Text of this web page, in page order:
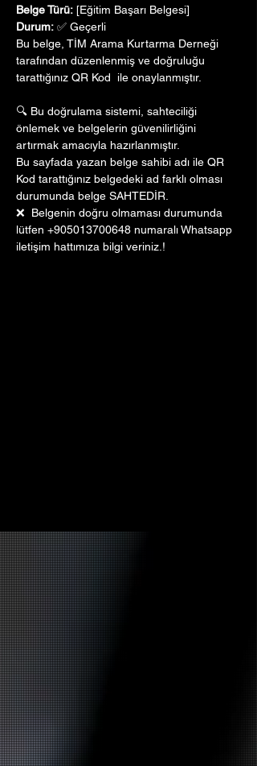
Belge Türü: [Eğitim Başarı Belgesi]
Durum: ✅ Geçerli
Bu belge, TİM Arama Kurtarma Derneği
tarafından düzenlenmiş ve doğruluğu
tarattığınız QR Kod  ile onaylanmıştır.
🔍 Bu doğrulama sistemi, sahteciliği
önlemek ve belgelerin güvenilirliğini
artırmak amacıyla hazırlanmıştır.
Bu sayfada yazan belge sahibi adı ile QR
Kod tarattığınız belgedeki ad farklı olması
durumunda belge SAHTEDİR.
❌  Belgenin doğru olmaması durumunda
lütfen +905013700648 numaralı Whatsapp
iletişim hattımıza bilgi veriniz.!